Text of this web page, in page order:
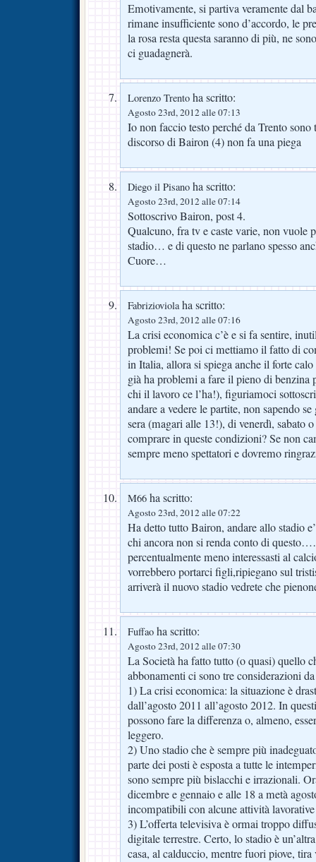
Emotivamente, si partiva veramente dal
rimane insufficiente sono d’accordo, le
la rosa resta questa saranno di più, ne
ci guadagnerà.
Lorenzo Trento ha scritto:
Agosto 23rd, 2012 alle 07:13
Io non faccio testo perché da Trento
discorso di Bairon (4) non fa una piega
Diego il Pisano ha scritto:
Agosto 23rd, 2012 alle 07:14
Sottoscrivo Bairon, post 4.
Qualcuno, fra tv e caste varie, non vuole
stadio… e di questo ne parlano spesso
Cuore…
Fabrizioviolaha scritto:
Agosto 23rd, 2012 alle 07:16
La crisi economica c’è e si fa sentire,
problemi! Se poi ci mettiamo il fatto di
in Italia, allora si spiega anche il forte
già ha problemi a fare il pieno di benzina
chi il lavoro ce l’ha!), figuriamoci
andare a vedere le partite, non sapendo
sera (magari alle 13!), di venerdì, sabato
comprare in queste condizioni? Se non
sempre meno spettatori e dovremo
M66 ha scritto:
Agosto 23rd, 2012 alle 07:22
Ha detto tutto Bairon, andare allo stadio
chi ancora non si renda conto di
percentualmente meno interessasti al
vorrebbero portarci figli,ripiegano sul
arriverà il nuovo stadio vedrete che
Fuffao ha scritto:
Agosto 23rd, 2012 alle 07:30
La Società ha fatto tutto (o quasi) quello
abbonamenti ci sono tre considerazioni
1) La crisi economica: la situazione è
dall’agosto 2011 all’agosto 2012. In
possono fare la differenza o, almeno,
leggero.
2) Uno stadio che è sempre più
parte dei posti è esposta a tutte le
sono sempre più bislacchi e irrazionali.
dicembre e gennaio e alle 18 a metà
incompatibili con alcune attività
3) L’offerta televisiva è ormai troppo
digitale terrestre. Certo, lo stadio è
casa, al calduccio, mentre fuori piove, tira